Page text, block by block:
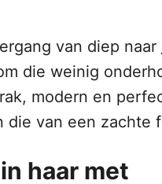
van diep naar
die weinig
modern en
die van een zachte
haar met